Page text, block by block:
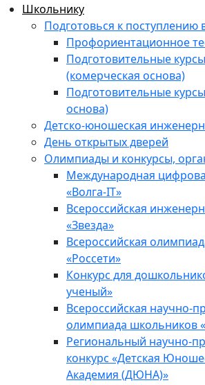
Школьнику
Подготовься к поступлению
Профориентационное
Подготовительные
(комерческая основа)
Подготовительные
основа)
Детско-юношеская
День открытых дверей
Олимпиады и конкурсы,
Международная
«Волга-IT»
Всероссийская
«Звезда»
Всероссийская
«Россети»
Конкурс для
ученый»
Всероссийская научно-
олимпиада школьников
Региональный научно-
конкурс «Детская
Академия (ДЮНА)»